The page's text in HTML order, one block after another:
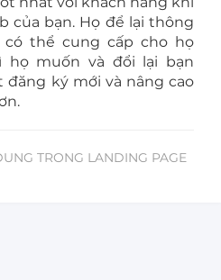
của bạn. Họ để lại thông
thể cung cấp cho họ
họ muốn và đổi lại bạn
ký mới và nâng cao
TRONG LANDING PAGE